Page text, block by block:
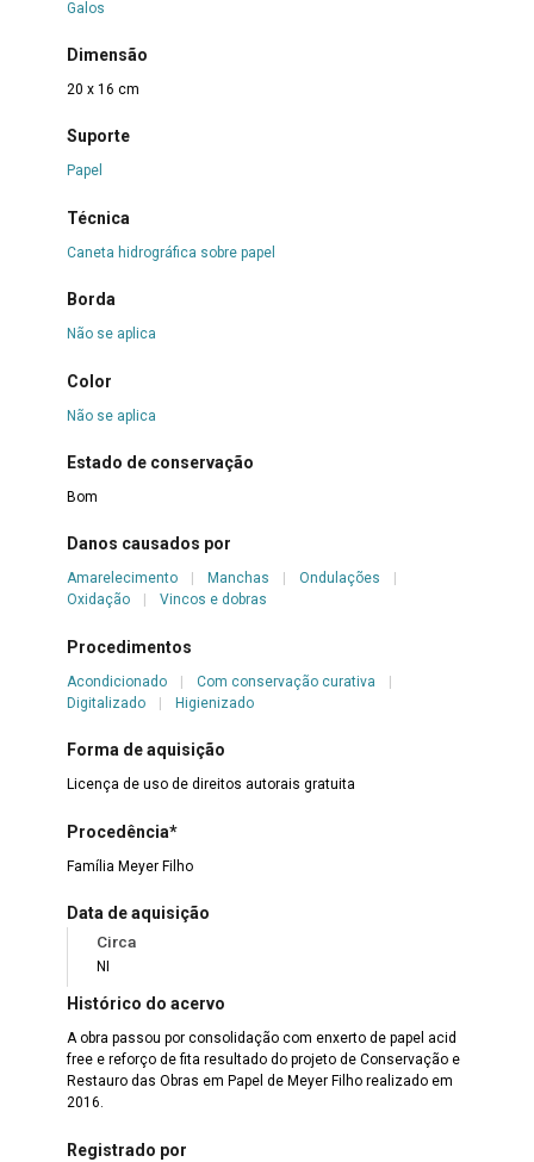
Galos
Dimensão
20 x 16 cm
Suporte
Papel
Técnica
Caneta hidrográfica sobre papel
Borda
Não se aplica
Color
Não se aplica
Estado de conservação
Bom
Danos causados por
Amarelecimento Manchas Ondulações
Oxidação
Vincos e dobras
Procedimentos
Acondicionado | Com conservação curativa
|
Digitalizado
| Higienizado
Forma de aquisição
Licença de uso de direitos autorais gratuita
Procedência*
Família Meyer Filho
Data de aquisição
Circa
NI
Histórico do acervo
A obra passou por consolidação com enxerto de papel acid
free e reforço de fita resultado do projeto de Conservação e
Restauro das Obras em Papel de Meyer Filho realizado em
2016.
Registrado por